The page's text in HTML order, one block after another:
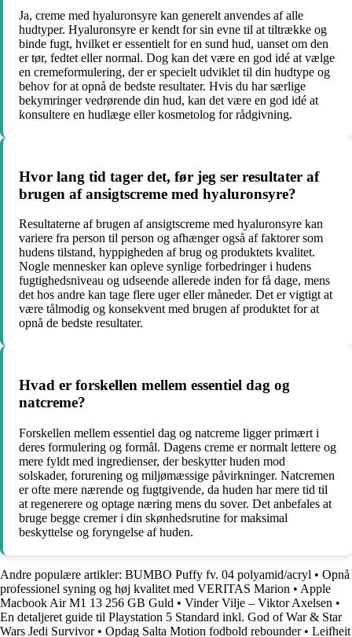
Ja, creme med hyaluronsyre kan generelt anvendes af alle
hudtyper. Hyaluronsyre er kendt for sin evne til at tiltrække og
binde fugt, hvilket er essentielt for en sund hud, uanset om den
er tør, fedtet eller normal. Dog kan det være en god idé at vælge
en cremeformulering, der er specielt udviklet til din hudtype og
behov for at opnå de bedste resultater. Hvis du har særlige
bekymringer vedrørende din hud, kan det være en god idé at
konsultere en hudlæge eller kosmetolog for rådgivning.
Hvor lang tid tager det, før jeg ser resultater af
brugen af ansigtscreme med hyaluronsyre?
Resultaterne af brugen af ansigtscreme med hyaluronsyre kan
variere fra person til person og afhænger også af faktorer som
hudens tilstand, hyppigheden af brug og produktets kvalitet.
Nogle mennesker kan opleve synlige forbedringer i hudens
fugtighedsniveau og udseende allerede inden for få dage, mens
det hos andre kan tage flere uger eller måneder. Det er vigtigt at
være tålmodig og konsekvent med brugen af produktet for at
opnå de bedste resultater.
Hvad er forskellen mellem essentiel dag og
natcreme?
Forskellen mellem essentiel dag og natcreme ligger primært i
deres formulering og formål. Dagens creme er normalt lettere og
mere fyldt med ingredienser, der beskytter huden mod
solskader, forurening og miljømæssige påvirkninger. Natcremen
er ofte mere nærende og fugtgivende, da huden har mere tid til
at regenerere og optage næring mens du sover. Det anbefales at
bruge begge cremer i din skønhedsrutine for maksimal
beskyttelse og foryngelse af huden.
Andre populære artikler: BUMBO Puffy fv. 04 polyamid/acryl • Opnå
professionel syning og høj kvalitet med VERITAS Marion • Apple
Macbook Air M1 13 256 GB Guld • Vinder Vilje – Viktor Axelsen •
En detaljeret guide til Playstation 5 Standard inkl. God of War & Star
Wars Jedi Survivor• Opdag Salta Motion fodbold rebounder• Leifheit